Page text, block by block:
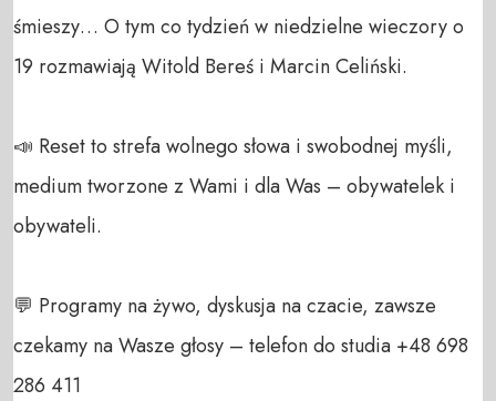
śmieszy… O tym co tydzień w niedzielne wieczory o
19 rozmawiają Witold Bereś i Marcin Celiński.
📣 Reset to strefa wolnego słowa i swobodnej myśli,
medium tworzone z Wami i dla Was – obywatelek i
obywateli.
💬 Programy na żywo, dyskusja na czacie, zawsze
czekamy na Wasze głosy – telefon do studia +48 698
286 411